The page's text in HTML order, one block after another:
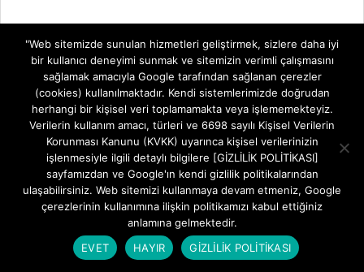
"Web sitemizde sunulan hizmetleri geliştirmek, sizlere daha iyi
bir kullanıcı deneyimi sunmak ve sitemizin verimli çalışmasını
sağlamak amacıyla Google tarafından sağlanan çerezler
(cookies) kullanılmaktadır. Kendi sistemlerimizde doğrudan
herhangi bir kişisel veri toplamamakta veya işlememekteyiz.
Verilerin kullanım amacı, türleri ve 6698 sayılı Kişisel Verilerin
Korunması Kanunu (KVKK) uyarınca kişisel verilerinizin
işlenmesiyle ilgili detaylı bilgilere [GİZLİLİK POLİTİKASI]
sayfamızdan ve Google'ın kendi gizlilik politikalarından
ulaşabilirsiniz. Web sitemizi kullanmaya devam etmeniz, Google
çerezlerinin kullanımına ilişkin politikamızı kabul ettiğiniz
anlamına gelmektedir.
EVET
HAYIR GİZLİLİK POLİTİKASI